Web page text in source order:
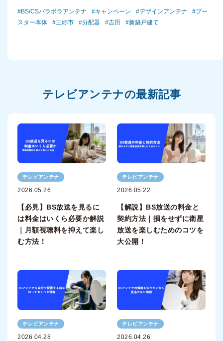
BS/CSパラボラアンテナ キャンペーン デザインアンテナ
ブー
スター本体
三郷市 分配器 吉田 新築戸建て
テレビアンテナの最新記事
テレビアンテナ
2026.05.26
【必見】BS放送を見るに
は料金はいくら必要か解説
｜月額視聴料を抑えて楽し
む方法！
テレビアンテナ
2026.05.22
【解説】BS放送の料金と
契約方法｜損をせずに衛星
放送を楽しむためのコツを
大公開！
テレビアンテナ
2026.04.28
テレビアンテナ
2026.04.26